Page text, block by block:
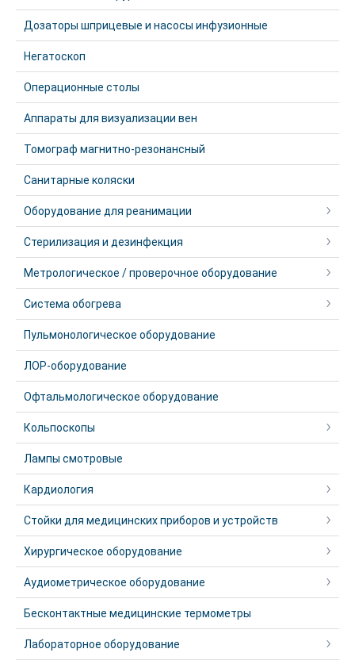
Дозаторы шприцевые и насосы инфузионные
Негатоскоп
Операционные столы
Аппараты для визуализации вен
Томограф магнитно-резонансный
Санитарные коляски
Оборудование для реанимации
Стерилизация и дезинфекция
Метрологическое / проверочное оборудование
Система обогрева
Пульмонологическое оборудование
ЛОР-оборудование
Офтальмологическое оборудование
Кольпоскопы
Лампы смотровые
Кардиология
Стойки для медицинских приборов и устройств
Хирургическое оборудование
Аудиометрическое оборудование
Бесконтактные медицинские термометры
Лабораторное оборудование